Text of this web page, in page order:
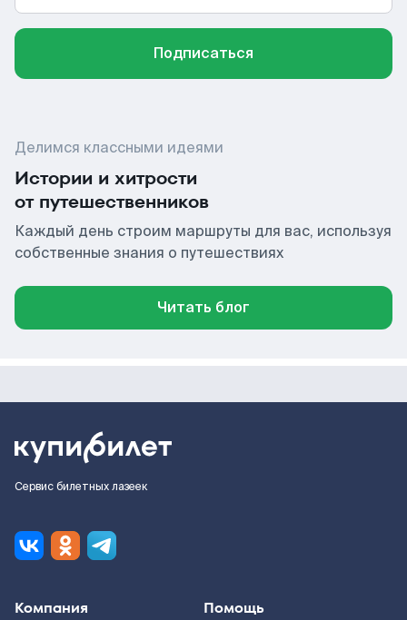
Подписаться
Делимся классными идеями
Истории и хитрости
от путешественников
Каждый день строим маршруты для вас, используя
собственные знания о путешествиях
Читать блог
Сервис билетных лазеек
Компания Помощь